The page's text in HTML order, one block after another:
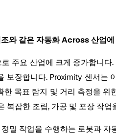
와 같은 자동화 Across 산업
주요 산업에 크게 증가합니
보장합니다. Proximity 센서는
한 목표 탐지 및 거리 측정을
복잡한 조립, 가공 및 포장 작
밀 작업을 수행하는 로봇과